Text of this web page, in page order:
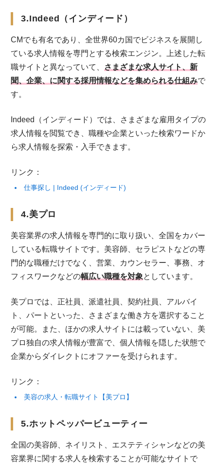
3.Indeed（インディード）
CMでも有名であり、全世界60カ国でビジネスを展開し
ている求人情報を専門とする検索エンジン。上述した転
職サイトと異なっていて、 さまざまな求人サイト、新
聞、企業、に関する採用情報などを集められる仕組みで
す。
Indeed（インディード）では、さまざまな雇用タイプの
求人情報を閲覧でき、職種や企業といった検索ワードか
ら求人情報を探索・入手できます。
リンク：
仕事探し | Indeed (インディード)
4.美プロ
美容業界の求人情報を専門的に取り扱い、全国をカバー
している転職サイトです。美容師、セラピストなどの専
門的な職種だけでなく、営業、カウンセラー、事務、オ
フィスワークなどの幅広い職種を対象としています。
美プロでは、正社員、派遣社員、契約社員、アルバイ
ト、パートといった、さまざまな働き方を選択すること
が可能。また、ほかの求人サイトには載っていない、美
プロ独自の求人情報が豊富で、個人情報を隠した状態で
企業からダイレクトにオファーを受けられます。
リンク：
美容の求人・転職サイト【美プロ】
5.ホットペッパービューティー
全国の美容師、ネイリスト、エステティシャンなどの美
容業界に関する求人を検索することが可能なサイトで